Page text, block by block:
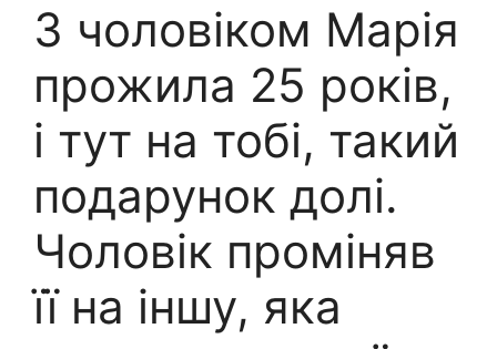
З чоловіком Марія
прожила 25 років,
і тут на тобі, такий
подарунок долі.
Чоловік проміняв
її на іншу, яка